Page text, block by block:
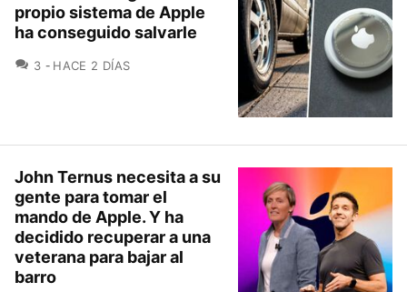
propio sistema de Apple
ha conseguido salvarle
3 COMENTARIOS
HACE 2 DÍAS
John Ternus necesita a su
gente para tomar el
mando de Apple. Y ha
decidido recuperar a una
veterana para bajar al
barro